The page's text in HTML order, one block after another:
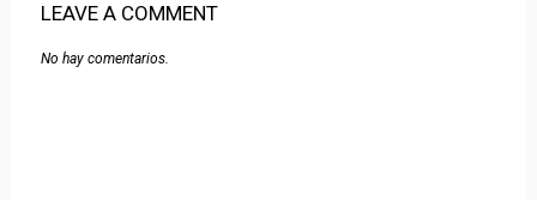
LEAVE A COMMENT
No hay comentarios.